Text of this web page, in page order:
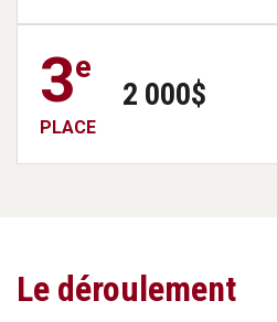
3e
PLACE
2 000$
Le déroulement